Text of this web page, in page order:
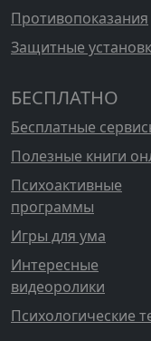
Противопоказания
Защитные
БЕСПЛАТНО
Бесплатные
Полезные книги
Психоактивные
программы
Игры для ума
Интересные
видеоролики
Психологические